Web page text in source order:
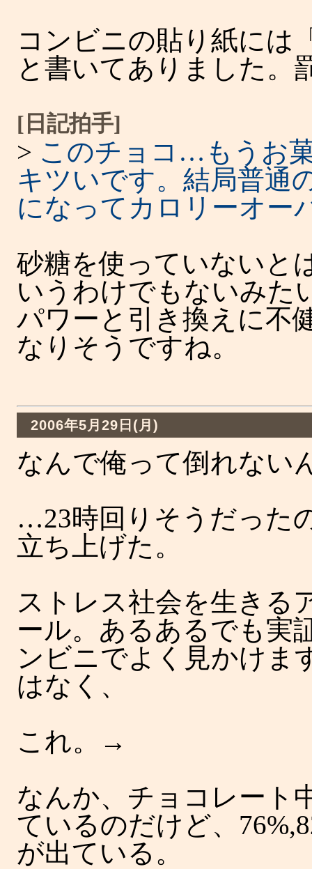
コンビニの貼り紙には
と書いてありました。
[日記拍手]
> このチョコ…もうお
キツいです。結局普通
になってカロリーオー
砂糖を使っていないと
いうわけでもないみた
パワーと引き換えに不
なりそうですね。
2006年5月29日(月)
なんで俺って倒れない
…23時回りそうだった
立ち上げた。
ストレス社会を生きる
ール。あるあるでも実
ンビニでよく見かけ
はなく、
これ。→
なんか、チョコレート
ているのだけど、
が出ている。